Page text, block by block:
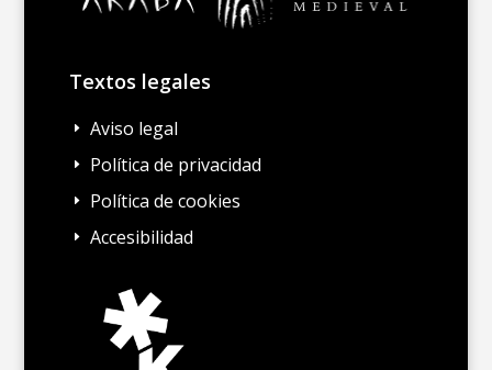
Textos legales
E Aviso legal
E Política de privacidad
E Política de cookies
E Accesibilidad